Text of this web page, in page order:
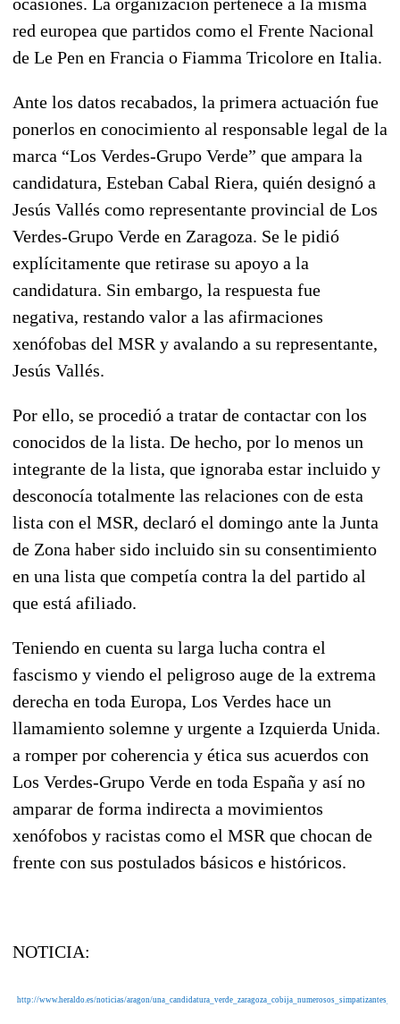
red europea que partidos como el Frente Nacional
de Le Pen en Francia o Fiamma Tricolore en Italia.
Ante los datos recabados, la primera actuación fue
ponerlos en conocimiento al responsable legal de la
marca “Los Verdes-Grupo Verde” que ampara la
candidatura, Esteban Cabal Riera, quién designó a
Jesús Vallés como representante provincial de Los
Verdes-Grupo Verde en Zaragoza. Se le pidió
explícitamente que retirase su apoyo a la
candidatura. Sin embargo, la respuesta fue
negativa, restando valor a las afirmaciones
xenófobas del MSR y avalando a su representante,
Jesús Vallés.
Por ello, se procedió a tratar de contactar con los
conocidos de la lista. De hecho, por lo menos un
integrante de la lista, que ignoraba estar incluido y
desconocía totalmente las relaciones con de esta
lista con el MSR, declaró el domingo ante la Junta
de Zona haber sido incluido sin su consentimiento
en una lista que competía contra la del partido al
que está afiliado.
Teniendo en cuenta su larga lucha contra el
fascismo y viendo el peligroso auge de la extrema
derecha en toda Europa, Los Verdes hace un
llamamiento solemne y urgente a Izquierda Unida.
a romper por coherencia y ética sus acuerdos con
Los Verdes-Grupo Verde en toda España y así no
amparar de forma indirecta a movimientos
xenófobos y racistas como el MSR que chocan de
frente con sus postulados básicos e históricos.
NOTICIA:
http://www.heraldo.es/noticias/aragon/